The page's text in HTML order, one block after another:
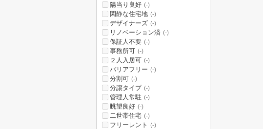
陽当り良好 (-)
閑静な住宅地 (-)
デザイナーズ (-)
リノベーション済 (-)
保証人不要 (-)
事務所可 (-)
２人入居可 (-)
バリアフリー (-)
分割可 (-)
分譲タイプ (-)
管理人常駐 (-)
眺望良好 (-)
二世帯住宅 (-)
フリーレント (-)